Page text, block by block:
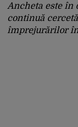
Ancheta este în
continuă
împrejurărilor